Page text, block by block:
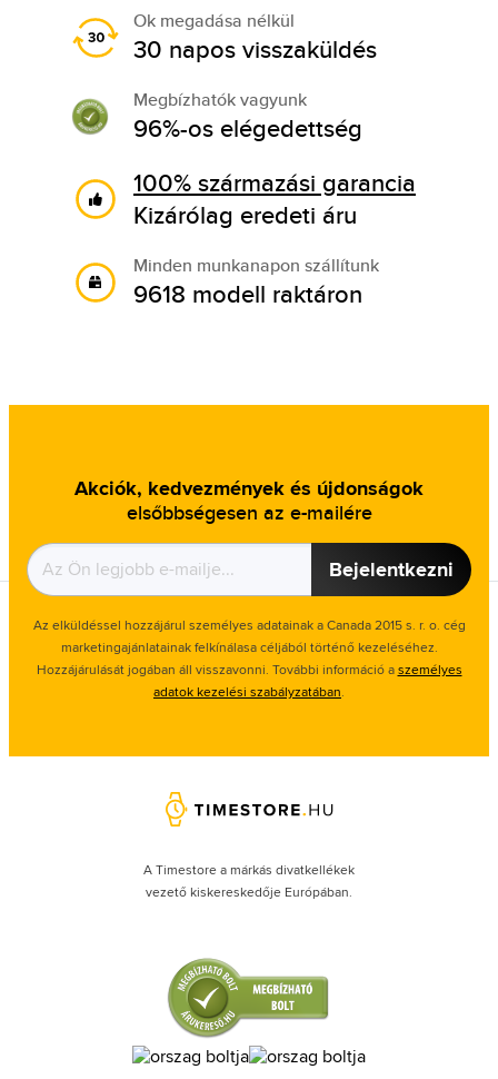
Ok megadása nélkül
30 napos visszaküldés
Megbízhatók vagyunk
96%-os elégedettség
100% származási garancia
Kizárólag eredeti áru
Minden munkanapon szállítunk
9618 modell raktáron
Akciók, kedvezmények és újdonságok
elsőbbségesen az e-mailére
Bejelentkezni
Az elküldéssel hozzájárul személyes adatainak a Canada 2015 s. r. o. cég
marketingajánlatainak felkínálasa céljából történő kezeléséhez.
Hozzájárulását jogában áll visszavonni. További információ aszemélyes
adatok kezelési szabályzatában.
A Timestore a márkás divatkellékek
vezető kiskereskedője Európában.